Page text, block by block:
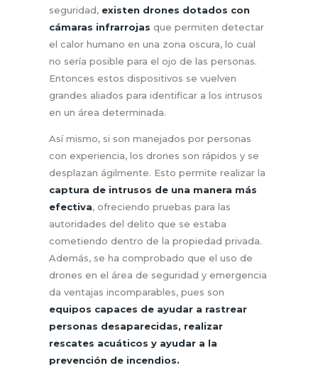
seguridad, existen drones dotados con
cámaras infrarrojas que permiten detectar
el calor humano en una zona oscura, lo cual
no sería posible para el ojo de las personas.
Entonces estos dispositivos se vuelven
grandes aliados para identificar a los intrusos
en un área determinada.
Así mismo, si son manejados por personas
con experiencia, los drones son rápidos y se
desplazan ágilmente. Esto permite realizar la
captura de intrusos de una manera más
efectiva, ofreciendo pruebas para las
autoridades del delito que se estaba
cometiendo dentro de la propiedad privada.
Además, se ha comprobado que el uso de
drones en el área de seguridad y emergencia
da ventajas incomparables, pues son
equipos capaces de ayudar a rastrear
personas desaparecidas, realizar
rescates acuáticos y ayudar a la
prevención de incendios.